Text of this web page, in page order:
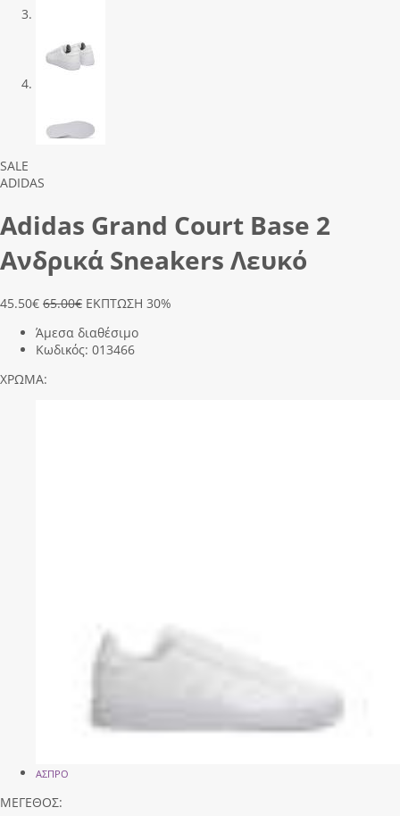
Previous
Next
SALE
ADIDAS
Adidas Grand Court Base 2
Ανδρικά Sneakers Λευκό
45.50€ 65.00€ ΕΚΠΤΩΣΗ 30%
Άμεσα διαθέσιμο
Κωδικός: 013466
ΧΡΩΜΑ:
ΑΣΠΡΟ
ΜΕΓΕΘΟΣ: